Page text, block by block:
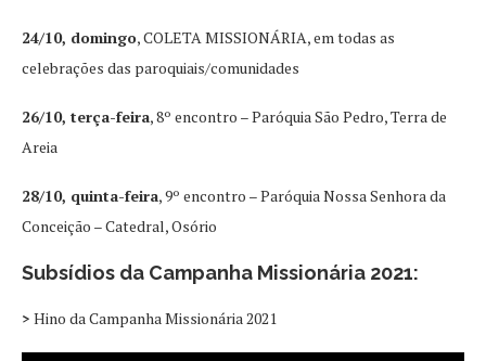
24/10, domingo, COLETA MISSIONÁRIA, em todas as
celebrações das paroquiais/comunidades
26/10, terça-feira, 8º encontro – Paróquia São Pedro, Terra de
Areia
28/10, quinta-feira, 9º encontro – Paróquia Nossa Senhora da
Conceição – Catedral, Osório
Subsídios da Campanha Missionária 2021:
> Hino da Campanha Missionária 2021